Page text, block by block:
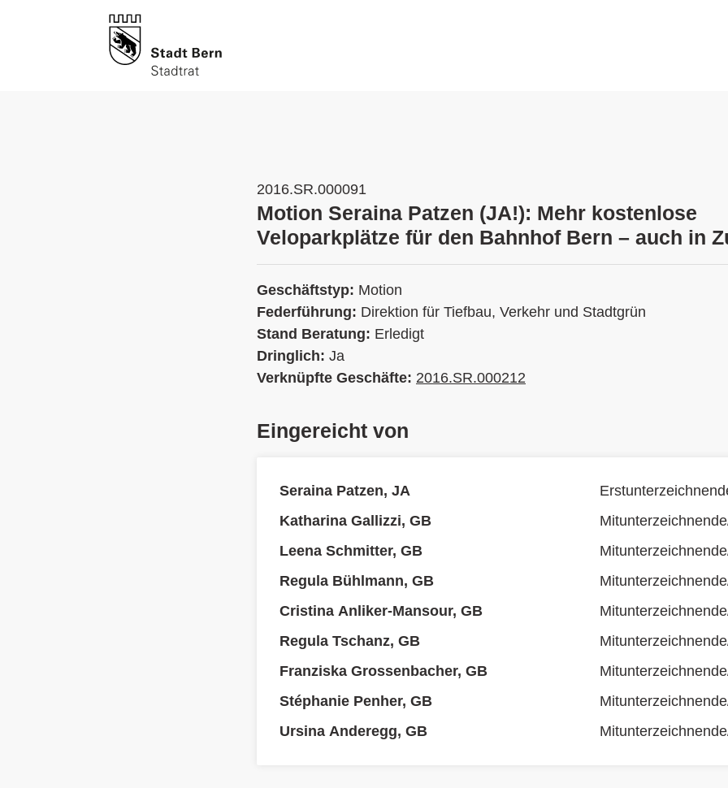
2016.SR.000091
Motion Seraina Patzen (JA!): Mehr kostenlose
Veloparkplätze für den Bahnhof Bern – auch in
Geschäftstyp: Motion
Federführung: Direktion für Tiefbau, Verkehr und Stadtgrün
Stand Beratung: Erledigt
Dringlich: Ja
Verknüpfte Geschäfte: 2016.SR.000212
Eingereicht von
Seraina Patzen, JA
Katharina Gallizzi, GB
Leena Schmitter, GB
Regula Bühlmann, GB
Cristina Anliker-Mansour, GB
Regula Tschanz, GB
Franziska Grossenbacher, GB
Stéphanie Penher, GB
Ursina Anderegg, GB